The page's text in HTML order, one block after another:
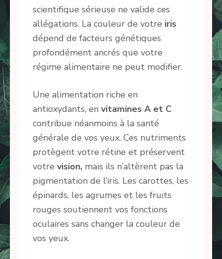
scientifique sérieuse ne valide ces
allégations. La couleur de votre iris
dépend de facteurs génétiques
profondément ancrés que votre
régime alimentaire ne peut modifier.
Une alimentation riche en
antioxydants, en vitamines A et C
contribue néanmoins à la santé
générale de vos yeux. Ces nutriments
protègent votre rétine et préservent
votre vision, mais ils n’altèrent pas la
pigmentation de l’iris. Les carottes, les
épinards, les agrumes et les fruits
rouges soutiennent vos fonctions
oculaires sans changer la couleur de
vos yeux.